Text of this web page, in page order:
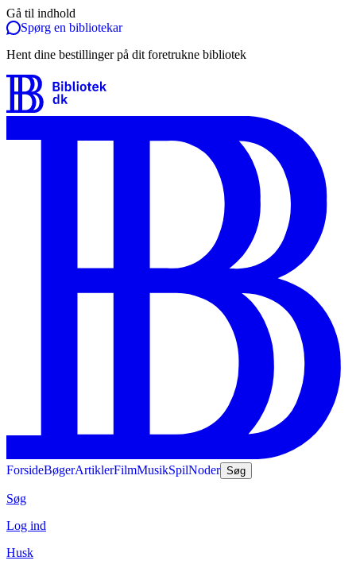
Gå til indhold
Spørg en bibliotekar
Hent dine bestillinger på dit foretrukne bibliotek
ForsideBøgerArtiklerFilmMusikSpilNoder Søg
Søg
Log ind
Husk